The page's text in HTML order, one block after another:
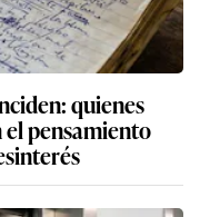
quienes
pensamiento